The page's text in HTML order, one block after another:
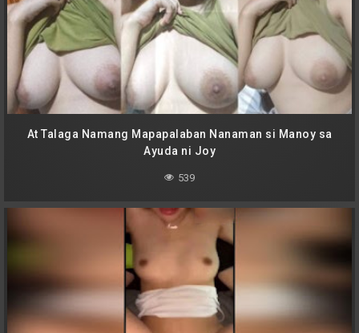
At Talaga Namang Mapapalaban Nanaman si Manoy sa
Ayuda ni Joy
539